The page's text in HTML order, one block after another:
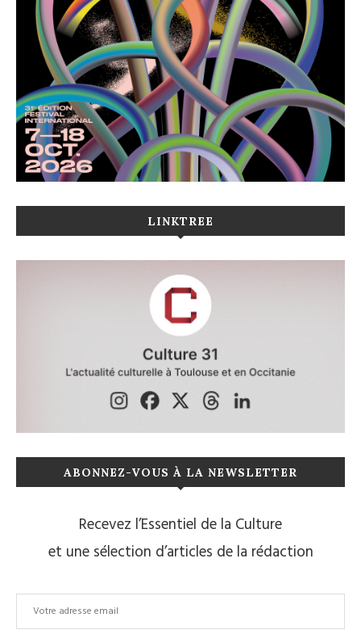
LINKTREE
ABONNEZ-VOUS À LA NEWSLETTER
Recevez l’Essentiel de la Culture
et une sélection d’articles de la rédaction